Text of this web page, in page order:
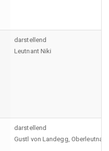
darstellend
Leutnant Niki
darstellend
Gustl von Landegg, Oberleutnant